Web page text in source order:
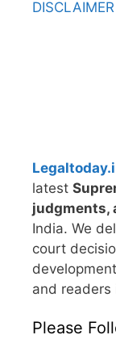
DISCLAIMER
latest
judgments,
India. We
court
and readers
Please